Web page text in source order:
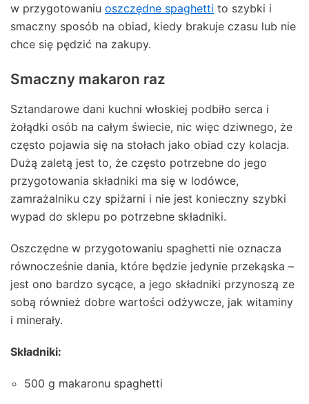
w przygotowaniu oszczędne spaghetti to szybki i
smaczny sposób na obiad, kiedy brakuje czasu lub nie
chce się pędzić na zakupy.
Smaczny makaron raz
Sztandarowe dani kuchni włoskiej podbiło serca i
żołądki osób na całym świecie, nic więc dziwnego, że
często pojawia się na stołach jako obiad czy kolacja.
Dużą zaletą jest to, że często potrzebne do jego
przygotowania składniki ma się w lodówce,
zamrażalniku czy spiżarni i nie jest konieczny szybki
wypad do sklepu po potrzebne składniki.
Oszczędne w przygotowaniu spaghetti nie oznacza
równocześnie dania, które będzie jedynie przekąska –
jest ono bardzo sycące, a jego składniki przynoszą ze
sobą również dobre wartości odżywcze, jak witaminy
i minerały.
Składniki:
500 g makaronu spaghetti